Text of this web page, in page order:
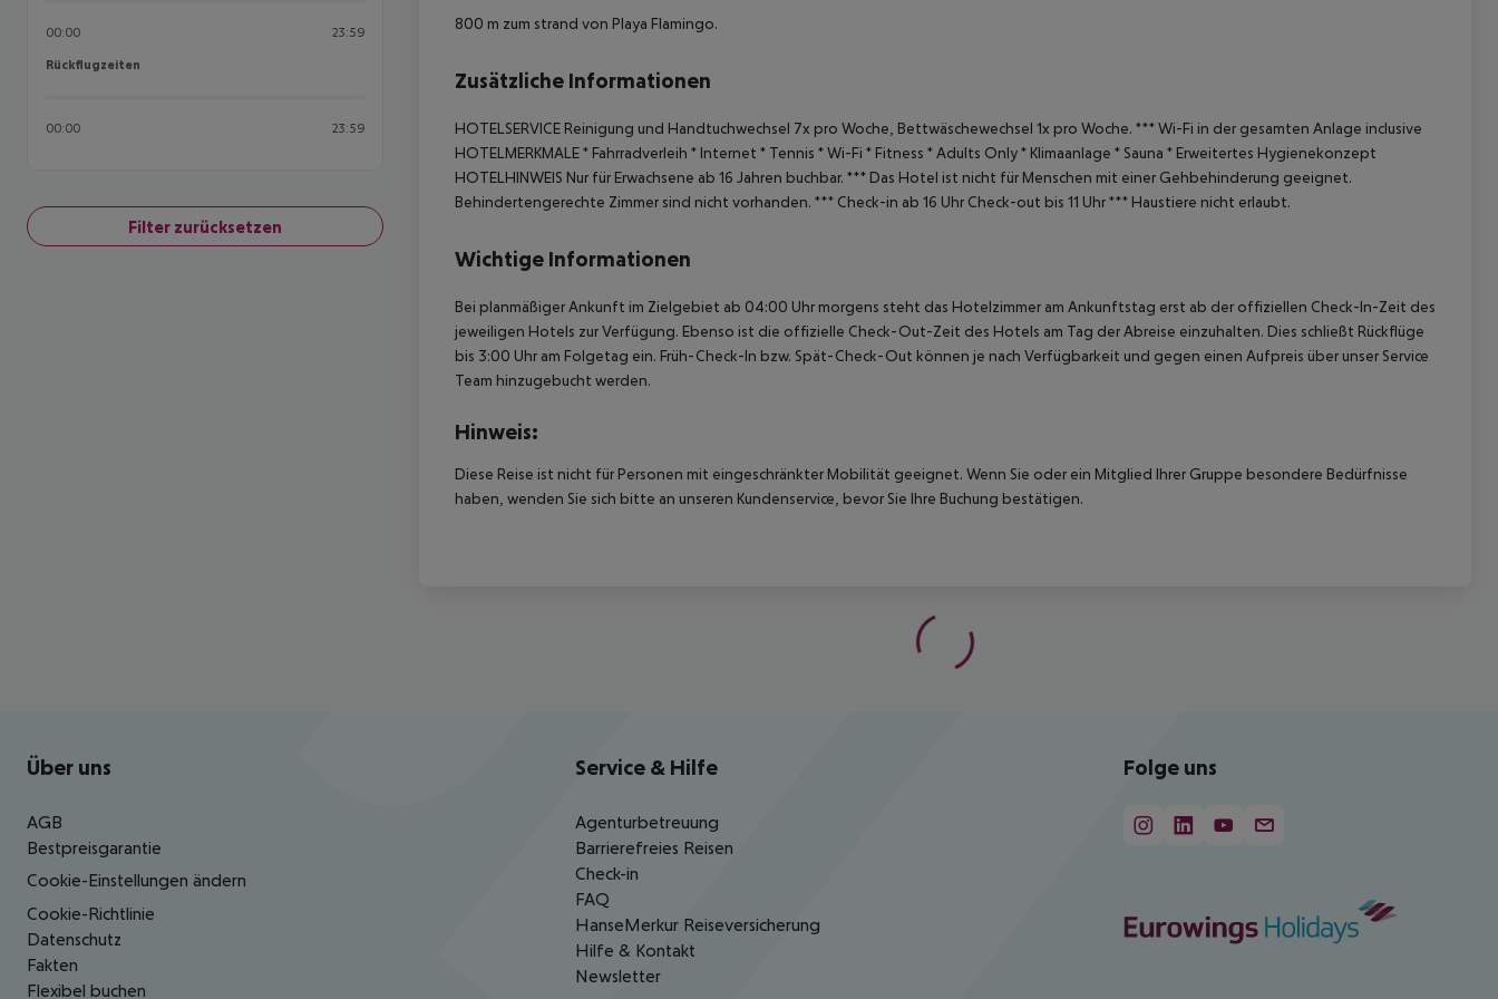
00:00 23:59
Rückflugzeiten
Rückflugzeiten
00:00 23:59
Filter zurücksetzen
800 m zum strand von Playa Flamingo.
Zusätzliche Informationen
HOTELSERVICE Reinigung und Handtuchwechsel 7x pro Woche, Bettwäschewechsel 1x pro Woche. ***Wi-Fi in der gesamten Anlage inclusive
HOTELMERKMALE* Fahrradverleih * Internet * Tennis * Wi-Fi * Fitness * Adults Only* Klimaanlage * Sauna * Erweitertes Hygienekonzept
HOTELHINWEIS Nur für Erwachsene ab 16 Jahren buchbar. *** Das Hotel ist nicht für Menschen mit einer Gehbehinderung geeignet.
Behindertengerechte Zimmer sind nicht vorhanden. *** Check-in ab 16 Uhr Check-out bis 11 Uhr*** Haustiere nicht erlaubt.
Wichtige Informationen
Bei planmäßiger Ankunft im Zielgebiet ab 04:00 Uhr morgens steht das Hotelzimmer am Ankunftstag erst ab der offiziellen Check-In-Zeit des
jeweiligen Hotels zur Verfügung. Ebenso ist die offizielle Check-Out-Zeit des Hotels am Tag der Abreise einzuhalten. Dies schließt Rückflüge
bis 3:00 Uhr am Folgetag ein. Früh-Check-In bzw. Spät-Check-Out können je nach Verfügbarkeit und gegen einen Aufpreis über unser Service
Team hinzugebucht werden.
Hinweis:
Diese Reise ist nicht für Personen mit eingeschränkter Mobilität geeignet. Wenn Sie oder ein Mitglied Ihrer Gruppe besondere Bedürfnisse
haben, wenden Sie sich bitte an unseren Kundenservice, bevor Sie Ihre Buchung bestätigen.
Footer navigation
Über uns
AGB
Bestpreisgarantie
Cookie-Einstellungen ändern
Cookie-Richtlinie
Datenschutz
Fakten
Flexibel buchen
Service & Hilfe
Agenturbetreuung
Barrierefreies Reisen
Check-in
FAQ
HanseMerkur Reiseversicherung
Hilfe & Kontakt
Newsletter
Folge uns